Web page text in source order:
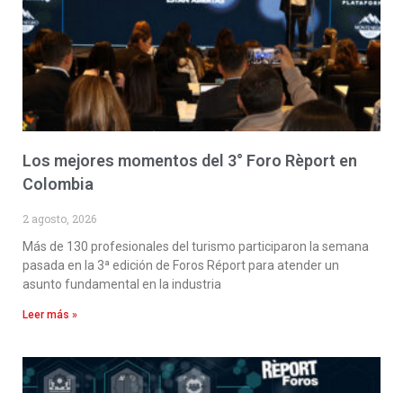
Los mejores momentos del 3° Foro Rèport en
Colombia
2 agosto, 2026
Más de 130 profesionales del turismo participaron la semana
pasada en la 3ª edición de Foros Réport para atender un
asunto fundamental en la industria
Leer más »